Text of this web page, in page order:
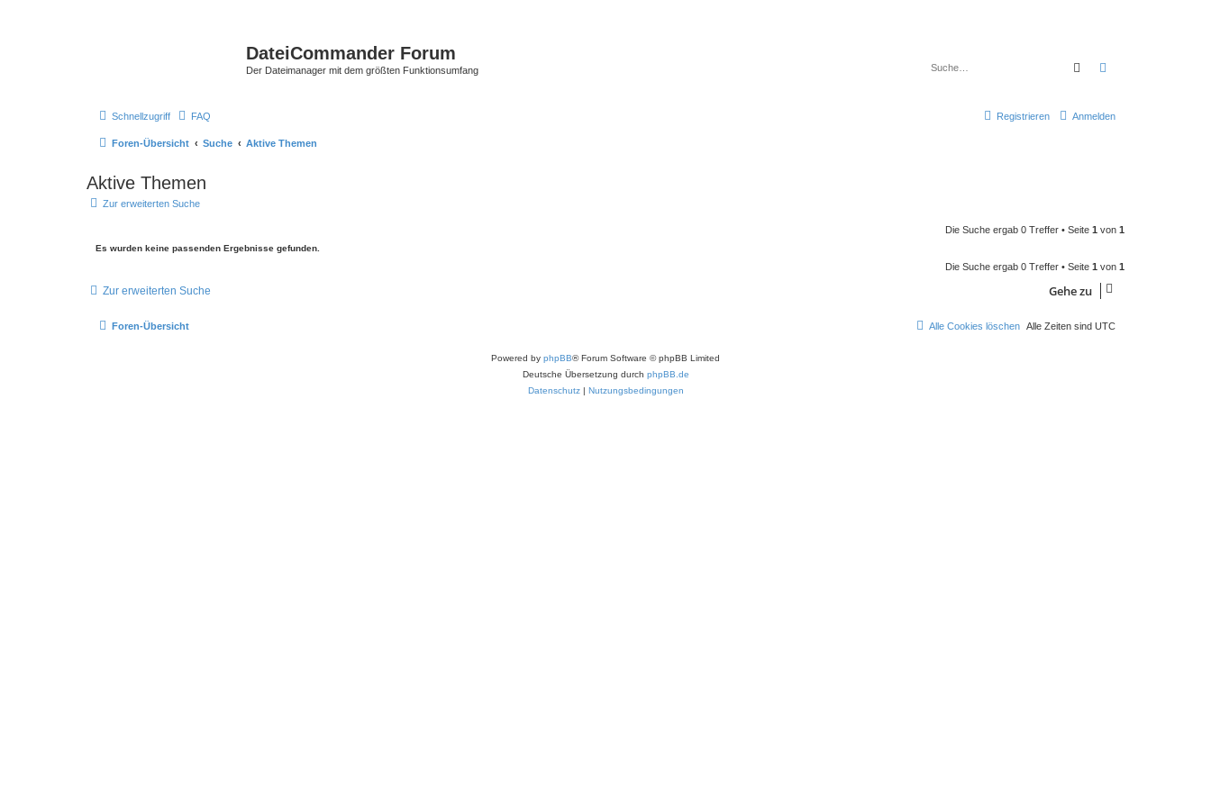
DateiCommander Forum
Der Dateimanager mit dem größten Funktionsumfang Suche
Schnellzugriff FAQ Anmelden
Registrieren
Foren-Übersicht Suche Aktive Themen
Aktive Themen
Zur erweiterten Suche
Die Suche ergab 0 Treffer • Seite 1 von 1
Es wurden keine passenden Ergebnisse gefunden.
Die Suche ergab 0 Treffer • Seite 1 von 1
Zur erweiterten Suche Gehe zu
Foren-Übersicht Alle Zeiten sind UTC
Alle Cookies löschen
Powered by phpBB® Forum Software © phpBB Limited
Deutsche Übersetzung durch phpBB.de
Datenschutz| Nutzungsbedingungen